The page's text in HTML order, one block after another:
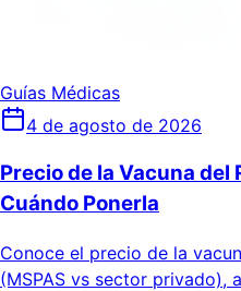
Guías Médicas
4 de agosto de 2026
Precio de la Vacuna del
Cuándo Ponerla
Conoce el precio de la
(MSPAS vs sector privado),